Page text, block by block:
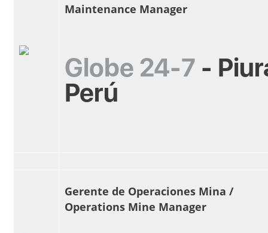
Maintenance Manager
Globe 24-7 -
Perú
Gerente de Operaciones Mina /
Operations Mine Manager